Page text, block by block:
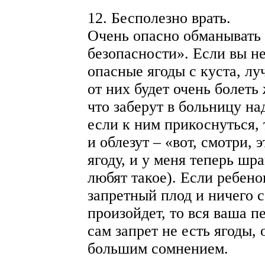
12. Бесполезно врать.
Очень опасно обманывать
безопасности». Если вы
опасные ягоды с куста,
от них будет очень
что заберут в больницу
если к ним
и облезут – «вот, смотри,
ягоду, и у меня теперь
любят такое). Если
запретный плод и ничего
произойдет, то вся ваша
сам запрет не есть ягоды,
большим сомнением.